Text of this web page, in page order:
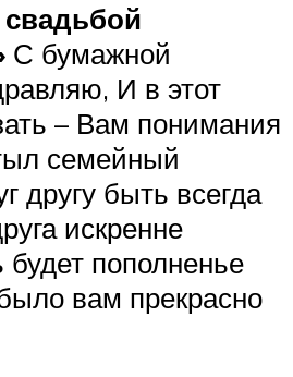
С бумажной
И в этот
– Вам понимания
семейный
другу быть всегда
искренне
пополненье
вам прекрасно